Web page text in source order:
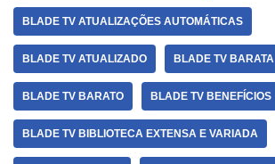
BLADE TV ATUALIZAÇÕES AUTOMÁTICAS
BLADE TV ATUALIZADO BLADE TV BARATA
BLADE TV BARATO BLADE TV BENEFÍCIOS
BLADE TV BIBLIOTECA EXTENSA E VARIADA